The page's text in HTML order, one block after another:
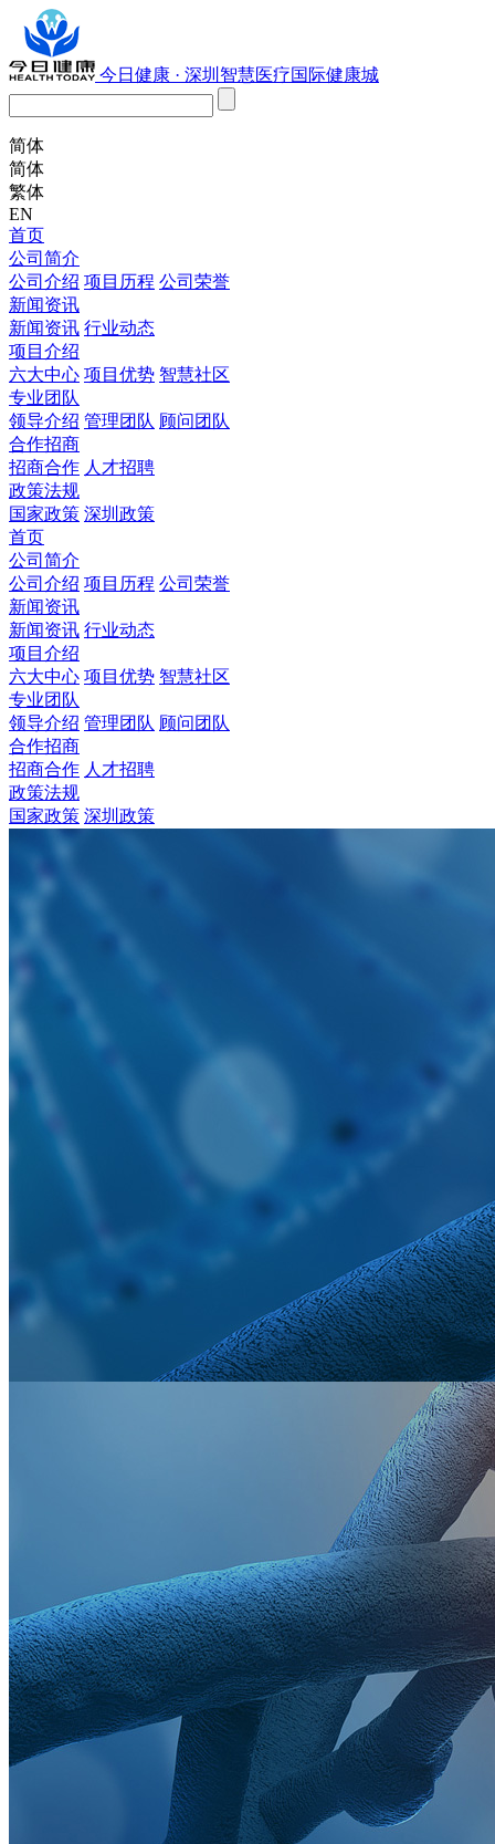
今日健康 · 深圳智慧医疗国际健康城
简体
简体
繁体
EN
首页
公司简介
公司介绍 项目历程 公司荣誉
新闻资讯
新闻资讯 行业动态
项目介绍
六大中心 项目优势 智慧社区
专业团队
领导介绍 管理团队 顾问团队
合作招商
招商合作 人才招聘
政策法规
国家政策 深圳政策
首页
公司简介
公司介绍 项目历程 公司荣誉
新闻资讯
新闻资讯 行业动态
项目介绍
六大中心 项目优势 智慧社区
专业团队
领导介绍 管理团队 顾问团队
合作招商
招商合作 人才招聘
政策法规
国家政策 深圳政策